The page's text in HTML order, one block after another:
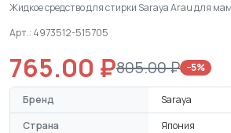
Жидкое средство для стирки Saraya Arau для
Арт.: 4973512-515705
765.00 ₽805.00 ₽ −5%
Бренд
Saraya
Страна
Япония